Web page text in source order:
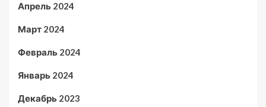
Апрель 2024
Март 2024
Февраль 2024
Январь 2024
Декабрь 2023